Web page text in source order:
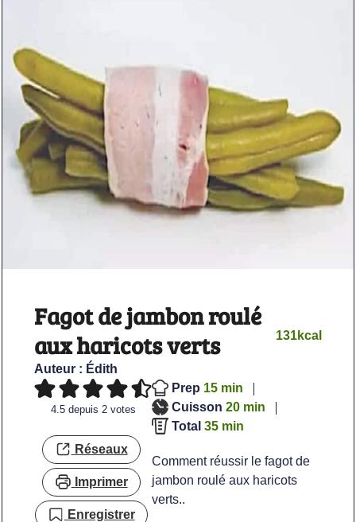
Fagot de jambon roulé
aux haricots verts
Auteur : Édith
131kcal
4.5depuis 2votes
Réseaux
Imprimer
Enregistrer
Prep 15minutes
min
Cuisson 20minutes
min
Total 35minutes
min
Comment réussir le fagot de
jambon roulé aux haricots
verts..